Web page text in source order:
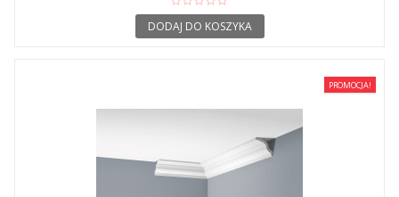
DODAJ DO KOSZYKA
PROMOCJA!